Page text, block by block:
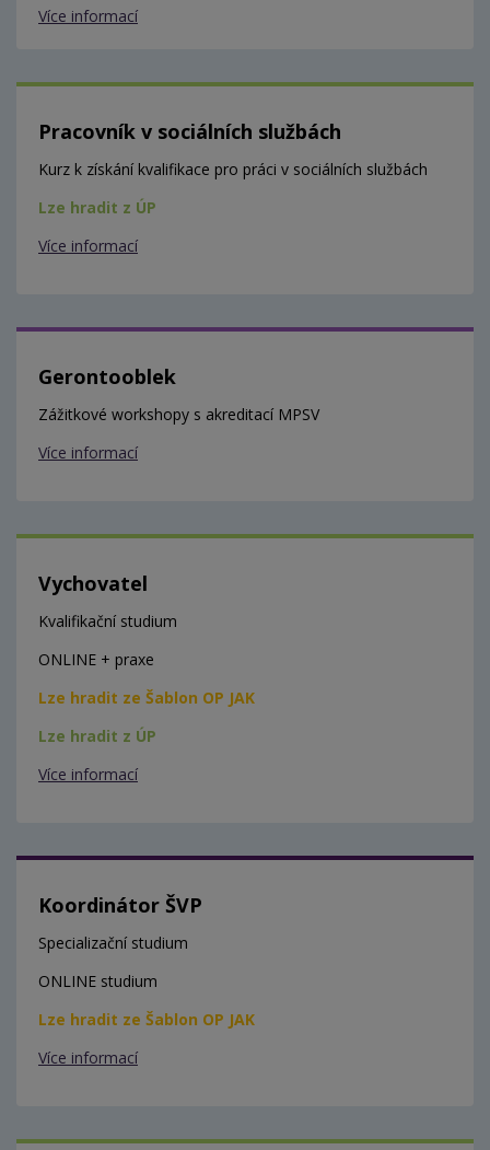
Více informací
Pracovník v sociálních službách
Kurz k získání kvalifikace pro práci v sociálních službách
Lze hradit z ÚP
Více informací
Gerontooblek
Zážitkové workshopy s akreditací MPSV
Více informací
Vychovatel
Kvalifikační studium
ONLINE + praxe
Lze hradit ze Šablon OP JAK
Lze hradit z ÚP
Více informací
Koordinátor ŠVP
Specializační studium
ONLINE studium
Lze hradit ze Šablon OP JAK
Více informací